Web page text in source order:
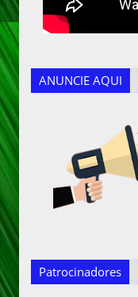
ANUNCIE AQUI
Patrocinadores